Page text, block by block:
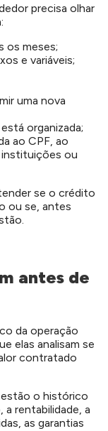
precisa olhar
os meses;
e variáveis;
uma nova
organizada;
ao CPF, ao
ou
se o crédito
ou se, antes
antes de
da operação
elas analisam se
contratado
o histórico
a rentabilidade, a
as garantias